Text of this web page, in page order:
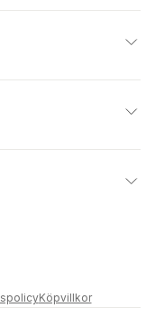
Köpvillkor